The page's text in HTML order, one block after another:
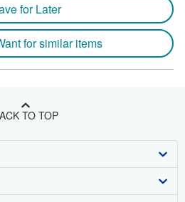
for Later
for similar items
TO TOP